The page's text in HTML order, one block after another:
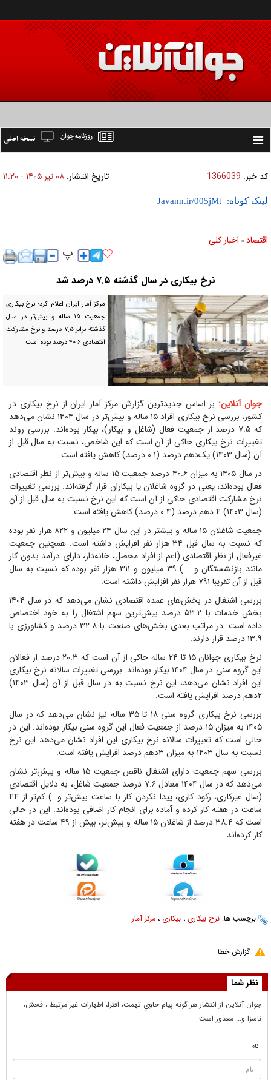
Toggle
نسخه اصلی روزنامه جوان
کد خبر: 1366039 تاریخ انتشار: ۰۸ تير ۱۴۰۵ - ۱۱:۲۰
لینک کوتاه:
اقتصاد » اخبار کلی
نرخ بیکاری در سال گذشته ۷.۵ درصد شد
مرکز آمار ایران اعلام کرد: نرخ بیکاری
جمعیت ۱۵ ساله و بیش‌تر در سال
گذشته برابر ۷.۵ درصد و نرخ مشارکت
اقتصادی ۴۰.۶ درصد بوده است.
جوان آنلاین: بر اساس جدیدترین گزارش مرکز آمار ایران از نرخ بیکاری در
کشور، بررسی نرخ بیکاری افراد ۱۵ ساله و بیش‌تر در سال ۱۴۰۴ نشان می‌دهد
که ۷.۵ درصد از جمعیت فعال (شاغل و بیکار)، بیکار بوده‌اند. بررسی روند
تغییرات نرخ بیکاری حاکی از آن است که این شاخص، نسبت به سال قبل از
آن (سال ۱۴۰۳) یک‌دهم درصد (۰.۱ درصد) کاهش یافته است.
در سال ۱۴۰۵ به میزان ۴۰.۶ درصد جمعیت ۱۵ ساله و بیش‌تر از نظر اقتصادی
فعال بوده‌اند، یعنی در گروه شاغلان یا بیکاران قرار گرفته‌اند. بررسی تغییرات
نرخ مشارکت اقتصادی حاکی از آن است که این نرخ نسبت به سال قبل از آن
(سال ۱۴۰۳) ۴ دهم درصد (۰.۴ درصد) کاهش یافته است.
جمعیت شاغلان ۱۵ ساله و بیشتر در این سال ۲۴ میلیون و ۸۲۲ هزار نفر بوده
که نسبت به سال قبل ۳۴ هزار نفر افزایش داشته است. همچنین جمعیت
غیرفعال از نظر اقتصادی (اعم از افراد محصل، خانه‌دار، دارای درآمد بدون کار
مانند بازنشستگان و ...) ۳۹ میلیون و ۳۱۱ هزار نفر بوده که نسبت به سال
قبل از آن تقریبا ۷۹۱ هزار نفر افزایش داشته است.
بررسی اشتغال در بخش‌های عمده اقتصادی نشان می‌دهد که در سال ۱۴۰۴
بخش خدمات با ۵۳.۲ درصد بیش‌ترین سهم اشتغال را به خود اختصاص
داده است. در مراتب بعدی بخش‌های صنعت با ۳۲.۸ درصد و کشاورزی با
۱۳.۹ درصد قرار دارند.
نرخ بیکاری جوانان ۱۵ تا ۲۴ ساله حاکی از آن است که ۲۰.۳ درصد از فعالان
این گروه سنی در سال ۱۴۰۴ بیکار بوده‌اند. بررسی تغییرات سالانه نرخ بیکاری
این افراد نشان می‌دهد، این نرخ نسبت به در سال قبل از آن (سال ۱۴۰۳)
۲دهم درصد افزایش یافته است.
بررسی نرخ بیکاری گروه سنی ۱۸ تا ۳۵ ساله نیز نشان می‌دهد که در سال
۱۴۰۵ به میزان ۱۵ درصد از جمعیت فعال این گروه سنی بیکار بوده‌اند. این در
حالی است که تغییرات سالانه نرخ بیکاری این افراد نشان می‌دهد این نرخ
نسبت به سال ۱۴۰۳ به میزان ۳دهم درصد افزایش یافته است.
بررسی سهم جمعیت دارای اشتغال ناقص جمعیت ۱۵ ساله و بیش‌تر نشان
می‌دهد که در سال ۱۴۰۴ معادل ۷.۶ درصد جمعیت شاغل،‌ به دلایل اقتصادی
(سال غیرکاری، رکود کاری، پیدا نکردن کار با ساعت بیش‌تر و…) کم‌تر از ۴۴
ساعت در هفته کار کرده و آماده برای انجام کار اضافی بوده‌اند. این در حالی
است که ۳۸.۴ درصد از شاغلان ۱۵ ساله و بیش‌تر، بیش از ۴۹ ساعت در هفته
کار کرده‌اند.
برچسب ها: نرخ بیکاری ، بیکاری ، مرکز آمار
گزارش خطا
نظر شما
جوان آنلاين از انتشار هر گونه پيام حاوي تهمت، افترا، اظهارات غير مرتبط ، فحش،
ناسزا و... معذور است
نام